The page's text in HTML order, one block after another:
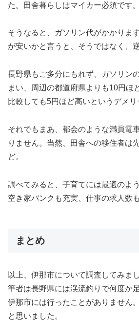
た。田舎暮らしはマイカー必須です。
そうなると、ガソリン代がかかりま
が安いかと言うと、そうではなく、
長野県もご多分にもれず、ガソリン
まい、周辺の都道府県よりも10円ほ
比較しても5円ほど高いというデメリ
それでもまあ、都会のような満員電
りません。当然、田舎への移住者は
ど。
調べてみると、子育てには最適のよ
空き家バンクも充実、仕事の求人数
まとめ
以上、伊那市について調査してみまし
筆者は長野県には渓流釣りで何度か
伊那市には行ったことがありません
と思いました。